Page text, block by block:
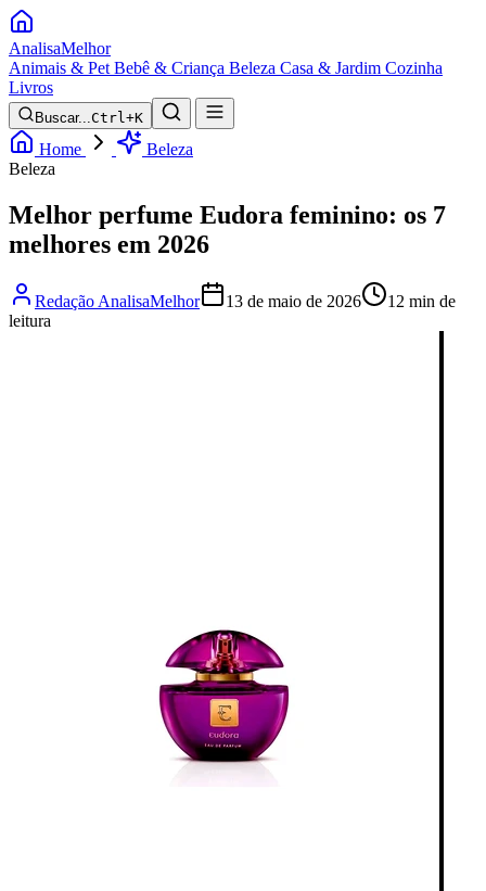
AnalisaMelhor
Animais & Pet Bebê & Criança Beleza Casa & Jardim Cozinha
Livros
Buscar...Ctrl+K
Home
Beleza
Beleza
Melhor perfume Eudora feminino: os 7
melhores em 2026
Redação AnalisaMelhor 13 de maio de 2026
12 min de
leitura